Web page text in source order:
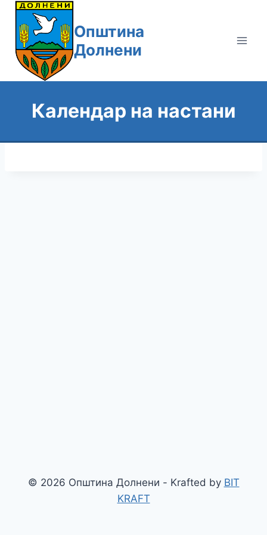
Skip
content
Општина
Долнени
Календар на настани
© 2026 Општина Долнени - Krafted by BIT
KRAFT